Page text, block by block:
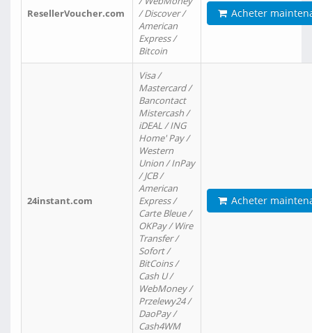
ResellerVoucher.com
/ Discover /
American
Express /
Bitcoin
Acheter
24instant.com
Visa /
Mastercard /
Bancontact
Mistercash /
iDEAL / ING
Home' Pay /
Western
Union / InPay
/ JCB /
American
Express /
Carte Bleue /
OKPay / Wire
Transfer /
Sofort /
BitCoins /
Cash U /
WebMoney /
Przelewy24 /
DaoPay /
Cash4WM
Acheter